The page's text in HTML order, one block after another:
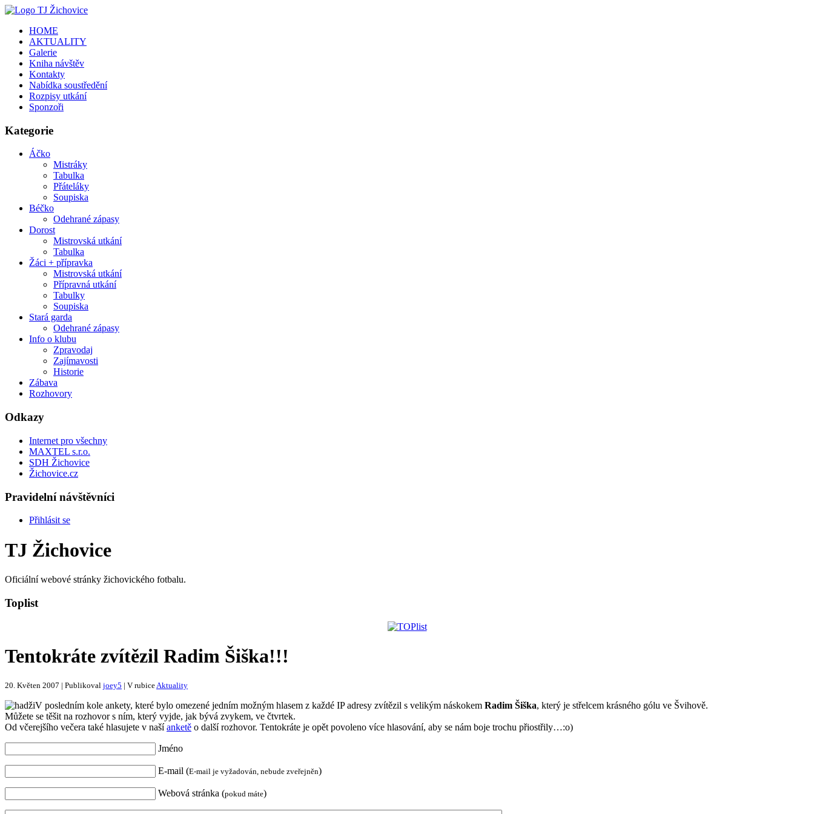
HOME
AKTUALITY
Galerie
Kniha návštěv
Kontakty
Nabídka soustředění
Rozpisy utkání
Sponzoři
Kategorie
Áčko
Mistráky
Tabulka
Přáteláky
Soupiska
Béčko
Odehrané zápasy
Dorost
Mistrovská utkání
Tabulka
Žáci + přípravka
Mistrovská utkání
Přípravná utkání
Tabulky
Soupiska
Stará garda
Odehrané zápasy
Info o klubu
Zpravodaj
Zajímavosti
Historie
Zábava
Rozhovory
Odkazy
Internet pro všechny
MAXTEL s.r.o.
SDH Žichovice
Žichovice.cz
Pravidelní návštěvníci
Přihlásit se
TJ Žichovice
Oficiální webové stránky žichovického fotbalu.
Toplist
Tentokráte zvítězil Radim Šiška!!!
20. Květen 2007 | Publikoval joey5 | V rubice Aktuality
V posledním kole ankety, které bylo omezené jedním možným hlasem z každé IP adresy zvítězil s velikým náskokem Radim Šiška, který je střelcem krásného gólu ve Švihově.
Můžete se těšit na rozhovor s ním, který vyjde, jak bývá zvykem, ve čtvrtek.
Od včerejšího večera také hlasujete v našíanketě o další rozhovor. Tentokráte je opět povoleno více hlasování, aby se nám boje trochu přiostřily…:o)
Jméno
E-mail (E-mail je vyžadován, nebude zveřejněn)
Webová stránka (pokud máte)